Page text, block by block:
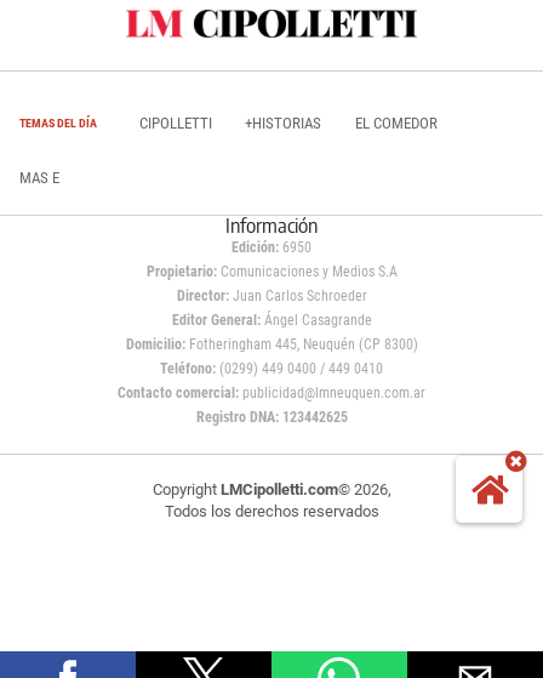
TEMAS DEL DÍA CIPOLLETTI +HISTORIAS EL COMEDOR
MAS E
Información
Edición: 6950
Propietario:Comunicaciones y Medios S.A
Director: Juan Carlos Schroeder
Editor General:Ángel Casagrande
Domicilio:Fotheringham 445, Neuquén (CP 8300)
Teléfono: (0299) 449 0400 / 449 0410
Contacto comercial: publicidad@lmneuquen.com.ar
Registro DNA: 123442625
Copyright LMCipolletti.com© 2026,
Todos los derechos reservados